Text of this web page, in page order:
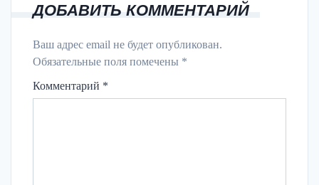
ДОБАВИТЬ КОММЕНТАРИЙ
Ваш адрес email не будет опубликован.
Обязательные поля помечены *
Комментарий *